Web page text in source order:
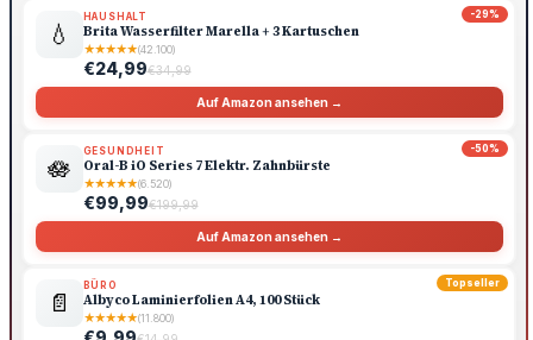
-29%
💧
HAUSHALT
Brita Wasserfilter Marella + 3 Kartuschen
★★★★★(42.100)
€24,99€34,99
Auf Amazon ansehen →
-50%
🪷
GESUNDHEIT
Oral-B iO Series 7 Elektr. Zahnbürste
★★★★★(6.520)
€99,99€199,99
Auf Amazon ansehen →
Topseller
📄
BÜRO
Albyco Laminierfolien A4, 100 Stück
★★★★★(11.800)